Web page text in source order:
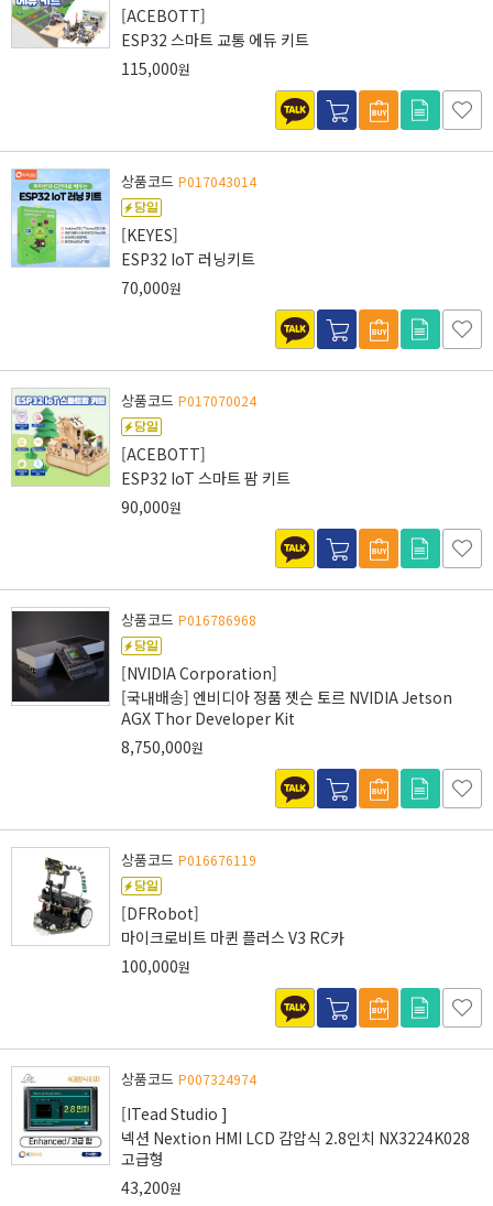
[ACEBOTT]
ESP32 스마트 교통 에듀 키트
115,000원
상품코드 P017043014
[KEYES]
ESP32 IoT 러닝키트
70,000원
상품코드 P017070024
[ACEBOTT]
ESP32 IoT 스마트 팜 키트
90,000원
상품코드 P016786968
[NVIDIA Corporation]
[국내배송] 엔비디아 정품 젯슨 토르 NVIDIA Jetson
AGX Thor Developer Kit
8,750,000원
상품코드 P016676119
[DFRobot]
마이크로비트 마퀸 플러스 V3 RC카
100,000원
상품코드 P007324974
[ITead Studio ]
넥션 Nextion HMI LCD 감압식 2.8인치 NX3224K028
고급형
43,200원